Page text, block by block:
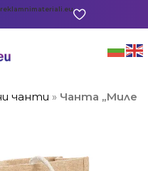
чанти » Чанта